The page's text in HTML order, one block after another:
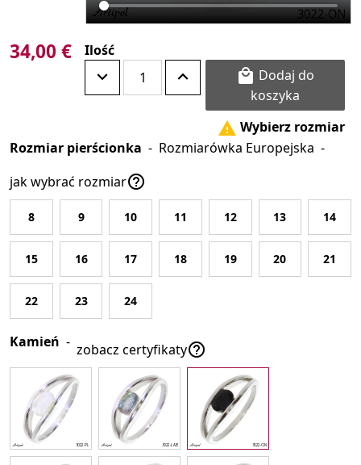
34,00 € Ilość

koszyka
 Wybierz rozmiar
Rozmiar pierścionka - Rozmiarówka Europejska -
jak wybrać rozmiar
8 9 10 11 12 13 14
15 16 17 18 19 20 21
22 23 24
Kamień - zobacz certyfikaty